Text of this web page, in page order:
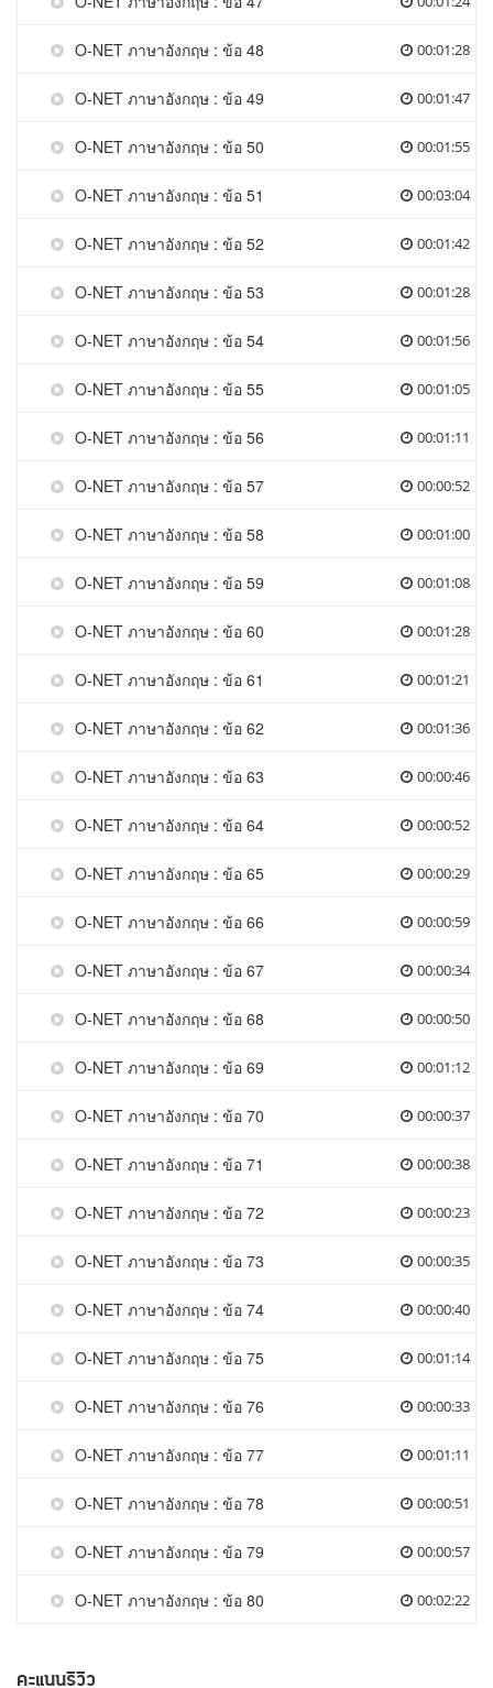
O-NET ภาษาอังกฤษ : ข้อ 48 00:01:28
O-NET ภาษาอังกฤษ : ข้อ 49 00:01:47
O-NET ภาษาอังกฤษ : ข้อ 50 00:01:55
O-NET ภาษาอังกฤษ : ข้อ 51 00:03:04
O-NET ภาษาอังกฤษ : ข้อ 52 00:01:42
O-NET ภาษาอังกฤษ : ข้อ 53 00:01:28
O-NET ภาษาอังกฤษ : ข้อ 54 00:01:56
O-NET ภาษาอังกฤษ : ข้อ 55 00:01:05
O-NET ภาษาอังกฤษ : ข้อ 56 00:01:11
O-NET ภาษาอังกฤษ : ข้อ 57 00:00:52
O-NET ภาษาอังกฤษ : ข้อ 58 00:01:00
O-NET ภาษาอังกฤษ : ข้อ 59 00:01:08
O-NET ภาษาอังกฤษ : ข้อ 60 00:01:28
O-NET ภาษาอังกฤษ : ข้อ 61 00:01:21
O-NET ภาษาอังกฤษ : ข้อ 62 00:01:36
O-NET ภาษาอังกฤษ : ข้อ 63 00:00:46
O-NET ภาษาอังกฤษ : ข้อ 64 00:00:52
O-NET ภาษาอังกฤษ : ข้อ 65 00:00:29
O-NET ภาษาอังกฤษ : ข้อ 66 00:00:59
O-NET ภาษาอังกฤษ : ข้อ 67 00:00:34
O-NET ภาษาอังกฤษ : ข้อ 68 00:00:50
O-NET ภาษาอังกฤษ : ข้อ 69 00:01:12
O-NET ภาษาอังกฤษ : ข้อ 70 00:00:37
O-NET ภาษาอังกฤษ : ข้อ 71 00:00:38
O-NET ภาษาอังกฤษ : ข้อ 72 00:00:23
O-NET ภาษาอังกฤษ : ข้อ 73 00:00:35
O-NET ภาษาอังกฤษ : ข้อ 74 00:00:40
O-NET ภาษาอังกฤษ : ข้อ 75 00:01:14
O-NET ภาษาอังกฤษ : ข้อ 76 00:00:33
O-NET ภาษาอังกฤษ : ข้อ 77 00:01:11
O-NET ภาษาอังกฤษ : ข้อ 78 00:00:51
O-NET ภาษาอังกฤษ : ข้อ 79 00:00:57
O-NET ภาษาอังกฤษ : ข้อ 80 00:02:22
คะแนนรีวิว